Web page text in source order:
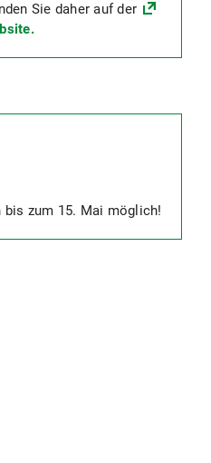
Sie daher auf der
bis zum 15. Mai möglich!